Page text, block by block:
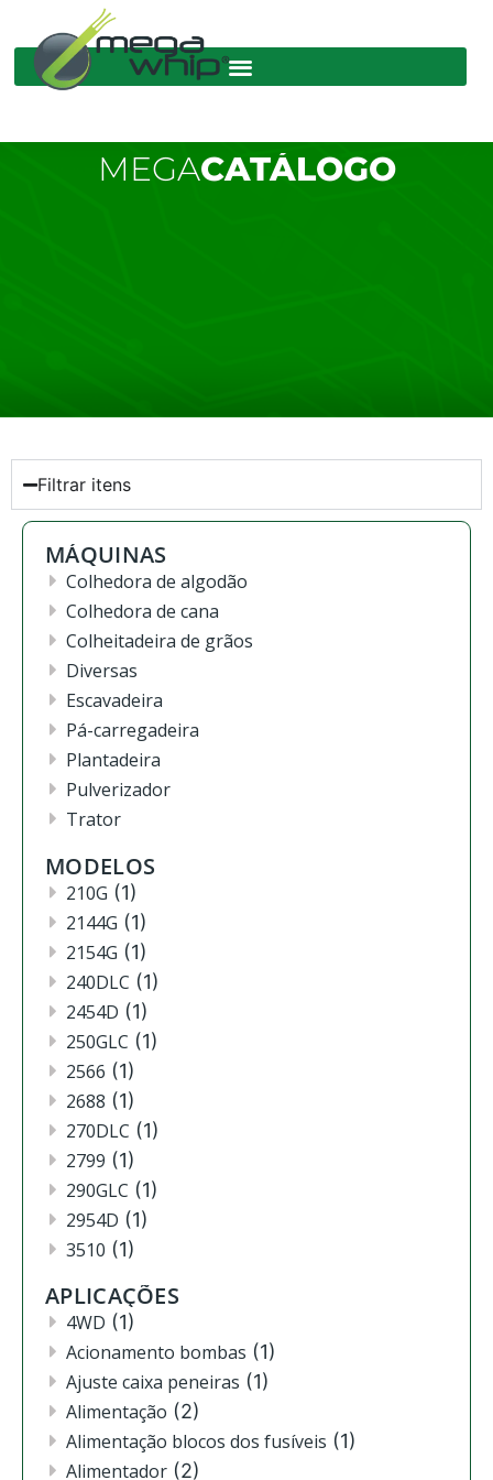
MEGACATÁLOGO
Filtrar itens
MÁQUINAS
Colhedora de algodão
Colhedora de cana
Colheitadeira de grãos
Diversas
Escavadeira
Pá-carregadeira
Plantadeira
Pulverizador
Trator
MODELOS
210G (1)
2144G (1)
2154G (1)
240DLC (1)
2454D (1)
250GLC (1)
2566 (1)
2688 (1)
270DLC (1)
2799 (1)
290GLC (1)
2954D (1)
3510 (1)
3522(11)
(2)
4720
APLICAÇÕES
4WD (1)
Acionamento bombas (1)
Ajuste caixa peneiras (1)
Alimentação (2)
Alimentação blocos dos fusíveis (1)
Alimentador (2)